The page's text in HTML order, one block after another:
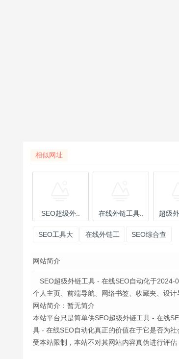
相似网址
SEO超级外.. 在线外链工具.. 超级
SEO工具大
在线外链工
链工具
SEO综合查
网站简介
SEO超级外链工具 - 在线SEO自动化于2024-
个人主页、前端导航、网络书签、收藏夹、设
网站简介：暂无简介
本站平台只是简单供SEO超级外链工具 - 在线
具 - 在线SEO自动化真正的价值在于它是否为
受本站限制，本站不对其网站内容真伪进行评